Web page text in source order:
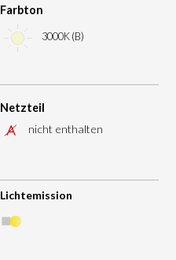
Farbton
3000K (B)
Netzteil
nicht enthalten
Lichtemission